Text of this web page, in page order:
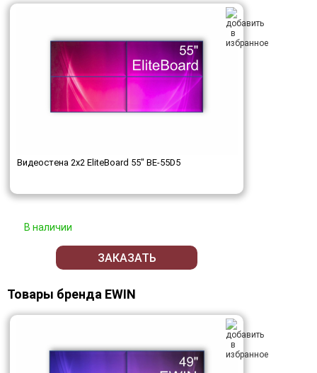
Видеостена 2x2 EliteBoard 55" BE-55D5
В наличии
ЗАКАЗАТЬ
Товары бренда EWIN